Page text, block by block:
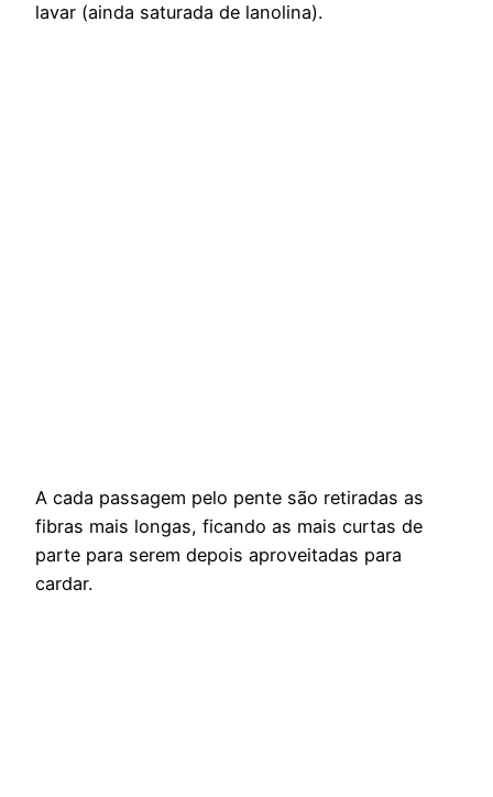
lavar (ainda saturada de lanolina).
A cada passagem pelo pente são retiradas as
fibras mais longas, ficando as mais curtas de
parte para serem depois aproveitadas para
cardar.